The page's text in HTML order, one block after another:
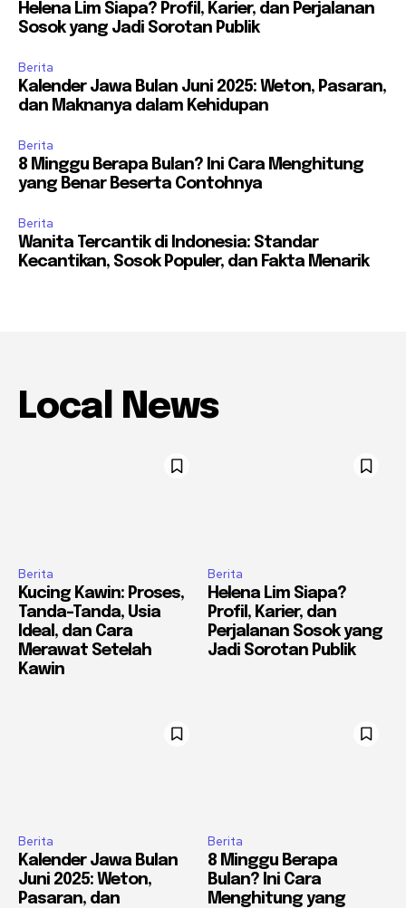
Helena Lim Siapa? Profil, Karier, dan Perjalanan
Sosok yang Jadi Sorotan Publik
Berita
Kalender Jawa Bulan Juni 2025: Weton, Pasaran,
dan Maknanya dalam Kehidupan
Berita
8 Minggu Berapa Bulan? Ini Cara Menghitung
yang Benar Beserta Contohnya
Berita
Wanita Tercantik di Indonesia: Standar
Kecantikan, Sosok Populer, dan Fakta Menarik
Local News
Berita
Kucing Kawin: Proses,
Tanda-Tanda, Usia
Ideal, dan Cara
Merawat Setelah
Kawin
Berita
Helena Lim Siapa?
Profil, Karier, dan
Perjalanan Sosok yang
Jadi Sorotan Publik
Berita
Kalender Jawa Bulan
Juni 2025: Weton,
Pasaran, dan
Berita
8 Minggu Berapa
Bulan? Ini Cara
Menghitung yang